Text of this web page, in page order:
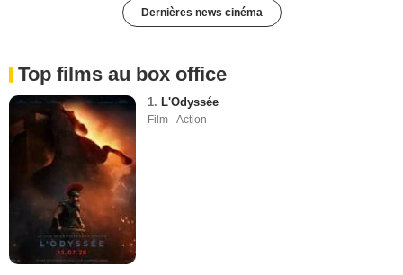
Dernières news cinéma
Top films au box office
1. L'Odyssée
Film - Action